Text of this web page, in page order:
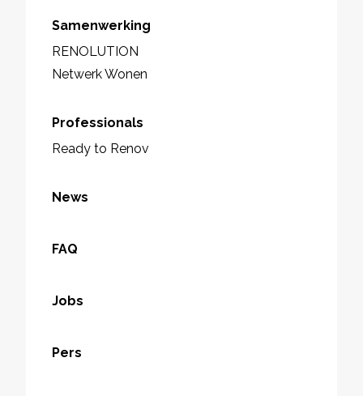
Samenwerking
RENOLUTION
Netwerk Wonen
Professionals
Ready to Renov
News
FAQ
Jobs
Pers